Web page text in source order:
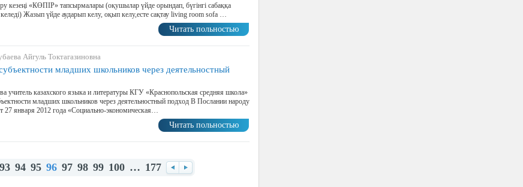
кезеңі «КӨПІР» тапсырмалары (оқушылар үйде орындап, бүгінгі сабаққа
Жазып үйде аударып келу, оқып келу,есте сақтау living room sofa …
Читать польностью
Айгуль Токтагазиновна
младших школьников через деятельностный
учитель казахского языка и литературы КГУ «Краснопольская средняя школа»
младших школьников через деятельностный подход В Послании народу
27 января 2012 года «Социально-экономическая…
Читать польностью
93 94 95 96 97 98 99 100 … 177